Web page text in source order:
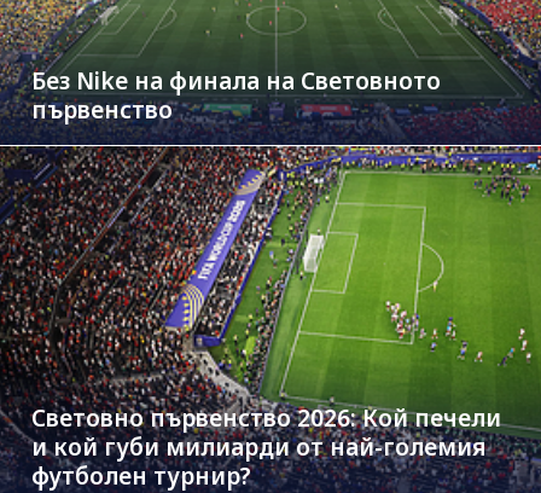
Без Nike на финала на Световното
първенство
Световно първенство 2026: Кой печели
и кой губи милиарди от най-големия
футболен турнир?